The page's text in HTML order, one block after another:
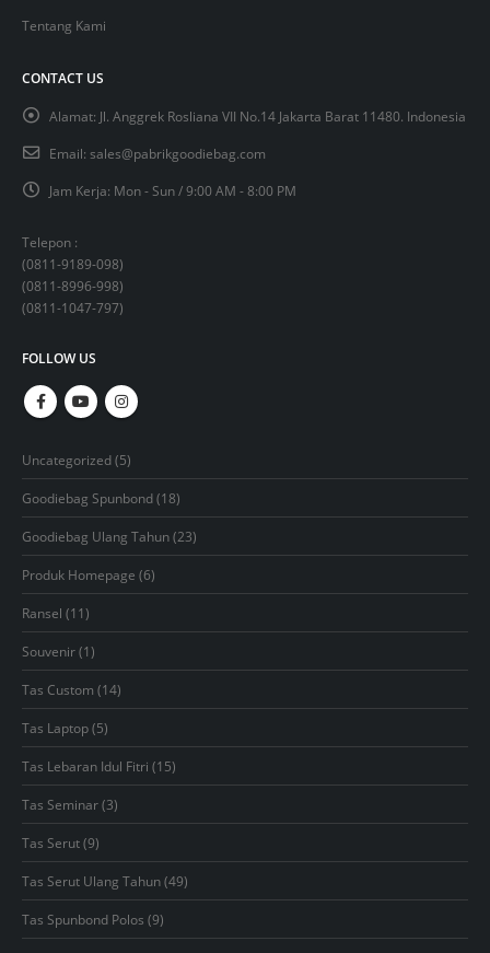
Tentang Kami
CONTACT US
Alamat: Jl. Anggrek Rosliana VII No.14 Jakarta Barat 11480. Indonesia
Email: sales@pabrikgoodiebag.com
Jam Kerja: Mon - Sun / 9:00 AM - 8:00 PM
Telepon :
(0811-9189-098)
(0811-8996-998)
(0811-1047-797)
FOLLOW US
Uncategorized 55
products
Goodiebag Spunbond 1818
products
Goodiebag Ulang Tahun 2323
products
Produk Homepage 66
products
Ransel 1111
products
Souvenir 11
product
Tas Custom 1414
products
Tas Laptop 55
products
Tas Lebaran Idul Fitri 1515
products
Tas Seminar 33
products
Tas Serut 99
products
Tas Serut Ulang Tahun 4949
products
Tas Spunbond Polos 99
products